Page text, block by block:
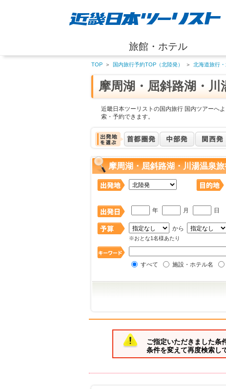
旅館・ホテル
TOP ＞ 国内旅行予約TOP（北陸発） ＞ 北海道旅行
摩周湖・屈斜路湖・川
近畿日本ツーリストの国内旅行 国内ツアーへ
索・予約できます。
摩周湖・屈斜路湖・川湯温泉
年 月 日
から
※おとな1名様あたり
すべて 施設・ホテル名
ご指定いただきました条
条件を変えて再度検索し